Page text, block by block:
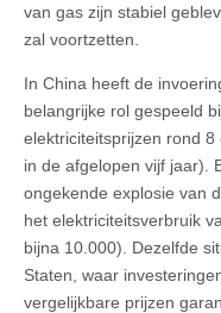
van gas zijn stabiel
zal voortzetten.
In China heeft de
belangrijke rol gespeeld
elektriciteitsprijzen rond
in de afgelopen vijf jaar).
ongekende explosie van
het elektriciteitsverbruik
bijna 10.000). Dezelfde
Staten, waar
vergelijkbare prijzen